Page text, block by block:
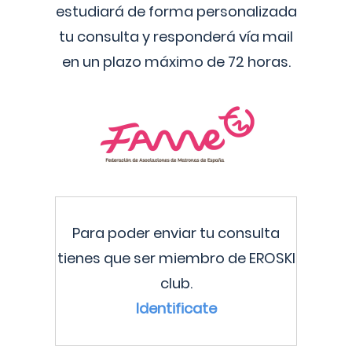
estudiará de forma personalizada
tu consulta y responderá vía mail
en un plazo máximo de 72 horas.
Para poder enviar tu consulta
tienes que ser miembro de EROSKI
club.
Identificate